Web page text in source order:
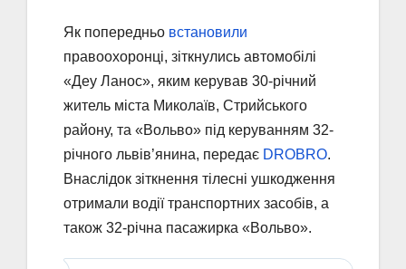
Як попередньо встановили
правоохоронці, зіткнулись автомобілі
«Деу Ланос», яким керував 30-річний
житель міста Миколаїв, Стрийського
району, та «Вольво» під керуванням 32-
річного львів’янина, передає DROBRO.
Внаслідок зіткнення тілесні ушкодження
отримали водії транспортних засобів, а
також 32-річна пасажирка «Вольво».